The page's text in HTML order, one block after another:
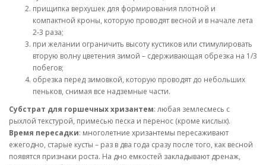
прищипка верхушек для формирования плотной и
компактной кроны, которую проводят весной и в начале лета
2-3 раза;
при желании ограничить высоту кустиков или стимулировать
вторую волну цветения зимой – сдерживающая обрезка на 1/3
побегов;
обрезка перед зимовкой, которую проводят до небольших
пеньков, снимая все надземные части.
Субстрат для горшечных хризантем: любая землесмесь с
рыхлой текстурой, примесью песка и перенос (кроме кислых).
Время пересадки: многолетние хризантемы пересаживают
ежегодно, старые кусты – раз в два года сразу после того, как весной
появятся признаки роста. На дно емкостей закладывают дренаж,